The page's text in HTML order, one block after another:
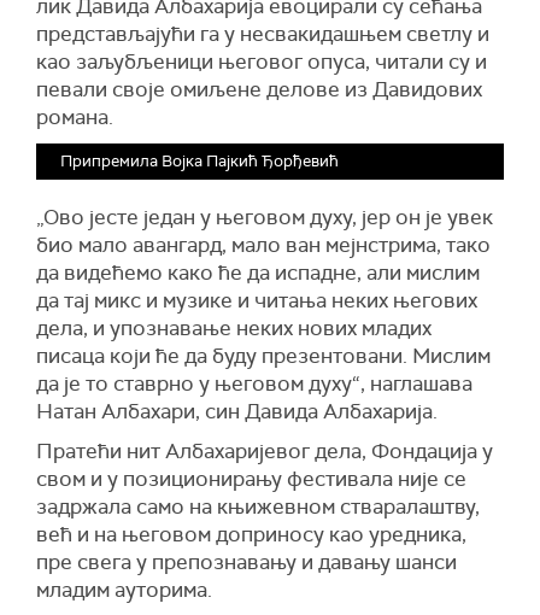
лик Давида Албахарија евоцирали су сећања
представљајући га у несвакидашњем светлу и
као заљубљеници његовог опуса, читали су и
певали своје омиљене делове из Давидових
романа.
Припремила Војка Пајкић Ђорђевић
„Ово јесте један у његовом духу, јер он је увек
био мало авангард, мало ван мејнстрима, тако
да видећемо како ће да испадне, али мислим
да тај микс и музике и читања неких његових
дела, и упознавање неких нових младих
писаца који ће да буду презентовани. Мислим
да је то ставрно у његовом духу“, наглашава
Натан Албахари, син Давида Албахарија.
Пратећи нит Албахаријевог дела, Фондација у
свом и у позиционирању фестивала није се
задржала само на књижевном стваралаштву,
већ и на његовом доприносу као уредника,
пре свега у препознавању и давању шанси
младим ауторима.